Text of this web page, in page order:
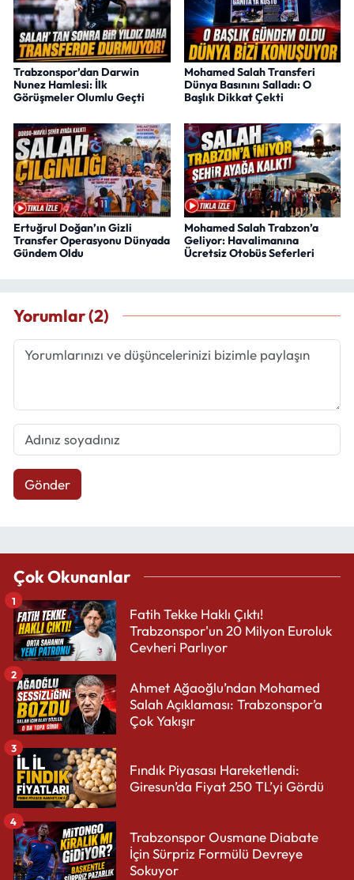
Trabzonspor’dan Darwin
Nunez Hamlesi: İlk
Görüşmeler Olumlu Geçti
Mohamed Salah Transferi
Dünya Basınını Salladı: O
Başlık Dikkat Çekti
Ertuğrul Doğan’ın Gizli
Transfer Operasyonu Dünyada
Gündem Oldu
Mohamed Salah Trabzon’a
Geliyor: Havalimanına
Ücretsiz Otobüs Seferleri
Yorumlar (2)
Gönder
Çok Okunanlar
Fatih Tekke Haklı Çıktı!
Trabzonspor'un 20 Milyon Euroluk
Cevheri Parlıyor
1
Ahmet Ağaoğlu’ndan Mohamed
Salah Açıklaması: Trabzonspor’a
Çok Yakışır
2
Fındık Piyasası Hareketlendi:
Giresun’da Fiyat 250 TL’yi Gördü
3
Trabzonspor Ousmane Diabate
İçin Sürpriz Formülü Devreye
Sokuyor
4